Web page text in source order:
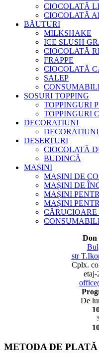
CIOCOLATĂ
CIOCOLATĂ
BĂUTURI
MILKSHAKE
ICE SLUSH
CIOCOLATĂ
FRAPPE
CIOCOLATĂ
SALEP
SOSURI TOPPING
TOPPINGURI
TOPPINGURI
DECORATIUNI
DECORATIUNI
DESERTURI
CIOCOLATĂ
BUDINCĂ
MAȘINI
MAȘINI DE
MAȘINI DE
MAȘINI
MAȘINI
CĂRUCIOARE
Don
str
Cplx.
De
METODA DE PLATĂ